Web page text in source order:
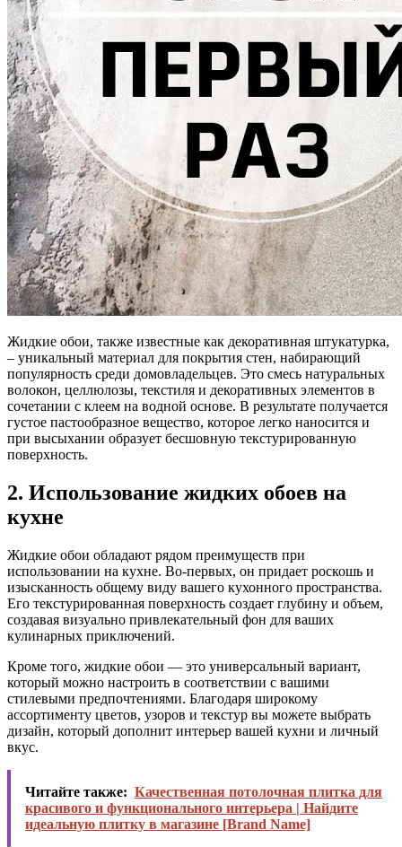
Жидкие обои, также известные как декоративная штукатурка,
– уникальный материал для покрытия стен, набирающий
популярность среди домовладельцев. Это смесь натуральных
волокон, целлюлозы, текстиля и декоративных элементов в
сочетании с клеем на водной основе. В результате получается
густое пастообразное вещество, которое легко наносится и
при высыхании образует бесшовную текстурированную
поверхность.
2. Использование жидких обоев на
кухне
Жидкие обои обладают рядом преимуществ при
использовании на кухне. Во-первых, он придает роскошь и
изысканность общему виду вашего кухонного пространства.
Его текстурированная поверхность создает глубину и объем,
создавая визуально привлекательный фон для ваших
кулинарных приключений.
Кроме того, жидкие обои — это универсальный вариант,
который можно настроить в соответствии с вашими
стилевыми предпочтениями. Благодаря широкому
ассортименту цветов, узоров и текстур вы можете выбрать
дизайн, который дополнит интерьер вашей кухни и личный
вкус.
Читайте также: Качественная потолочная плитка для
красивого и функционального интерьера | Найдите
идеальную плитку в магазине [Brand Name]